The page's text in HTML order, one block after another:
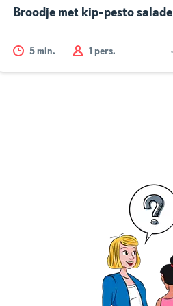
Broodje met kip-pesto salade
5 min. 1 pers.